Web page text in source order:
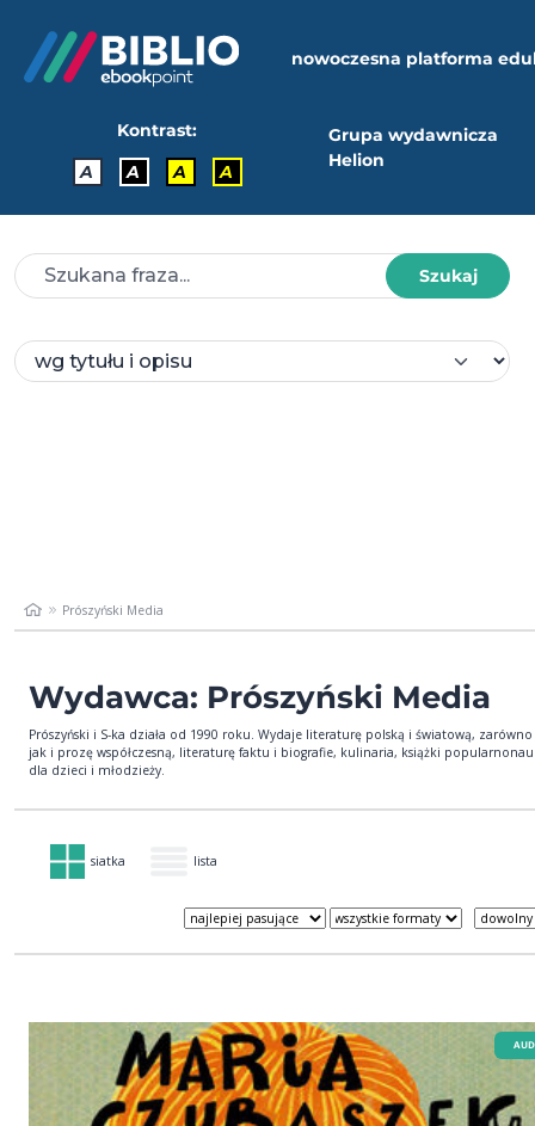
nowoczesna platforma
Kontrast:
A
A A A
Grupa wydawnicza
Helion
Szukaj
Prószyński Media
Wydawca: Prószyński Media
Prószyński i S-ka działa od 1990 roku. Wydaje literaturę polską i światową, zarówno
jak i prozę współczesną, literaturę faktu i biografie, kulinaria, książki
dla dzieci i młodzieży.
siatka lista